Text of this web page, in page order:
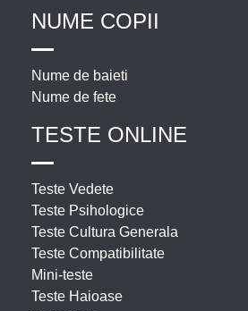
NUME COPII
Nume de baieti
Nume de fete
TESTE ONLINE
Teste Vedete
Teste Psihologice
Teste Cultura Generala
Teste Compatibilitate
Mini-teste
Teste Haioase